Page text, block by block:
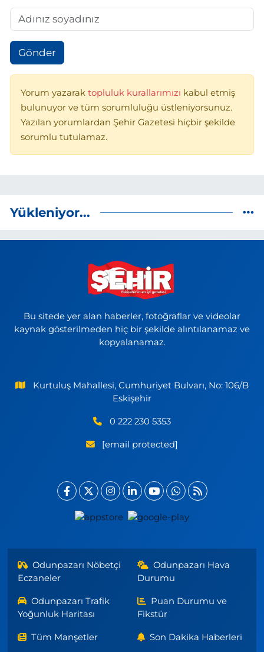
Gönder
Yorum yazarak topluluk kurallarımızı kabul etmiş
bulunuyor ve tüm sorumluluğu üstleniyorsunuz.
Yazılan yorumlardan Şehir Gazetesi hiçbir şekilde
sorumlu tutulamaz.
Yükleniyor...
Bu sitede yer alan haberler, fotoğraflar ve videolar
kaynak gösterilmeden hiç bir şekilde alıntılanamaz ve
kopyalanamaz.
Kurtuluş Mahallesi, Cumhuriyet Bulvarı, No: 106/B
Eskişehir
0 222 230 5353
[email protected]
Odunpazarı Nöbetçi
Eczaneler
Odunpazarı Hava
Durumu
Odunpazarı Trafik
Yoğunluk Haritası
Puan Durumu ve
Fikstür
Tüm Manşetler Son Dakika Haberleri